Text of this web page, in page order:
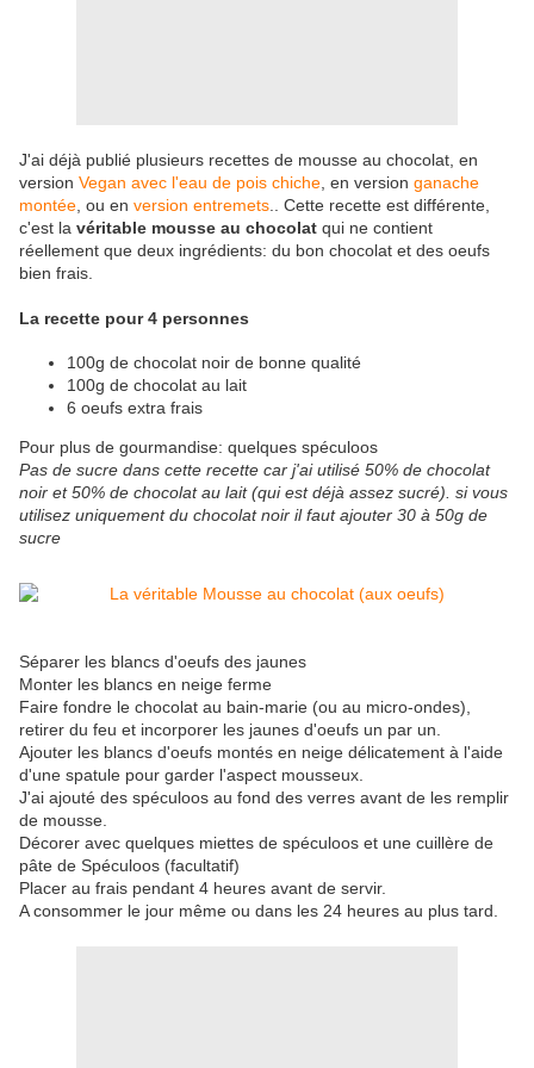
J'ai déjà publié plusieurs recettes de mousse au chocolat, en
version Vegan avec l'eau de pois chiche , en version ganache
montée , ou en version entremets .. Cette recette est différente,
c'est la véritable mousse au chocolat qui ne contient
réellement que deux ingrédients: du bon chocolat et des oeufs
bien frais.
La recette pour 4 personnes
100g de chocolat noir de bonne qualité
100g de chocolat au lait
6 oeufs extra frais
Pour plus de gourmandise: quelques spéculoos
Pas de sucre dans cette recette car j'ai utilisé 50% de chocolat
noir et 50% de chocolat au lait (qui est déjà assez sucré). si vous
utilisez uniquement du chocolat noir il faut ajouter 30 à 50g de
sucre
Séparer les blancs d'oeufs des jaunes
Monter les blancs en neige ferme
Faire fondre le chocolat au bain-marie (ou au micro-ondes),
retirer du feu et incorporer les jaunes d'oeufs un par un.
Ajouter les blancs d'oeufs montés en neige délicatement à l'aide
d'une spatule pour garder l'aspect mousseux.
J'ai ajouté des spéculoos au fond des verres avant de les remplir
de mousse.
Décorer avec quelques miettes de spéculoos et une cuillère de
pâte de Spéculoos (facultatif)
Placer au frais pendant 4 heures avant de servir.
A consommer le jour même ou dans les 24 heures au plus tard.